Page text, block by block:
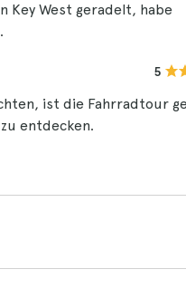
Key West geradelt, habe
5
ist die Fahrradtour
entdecken.